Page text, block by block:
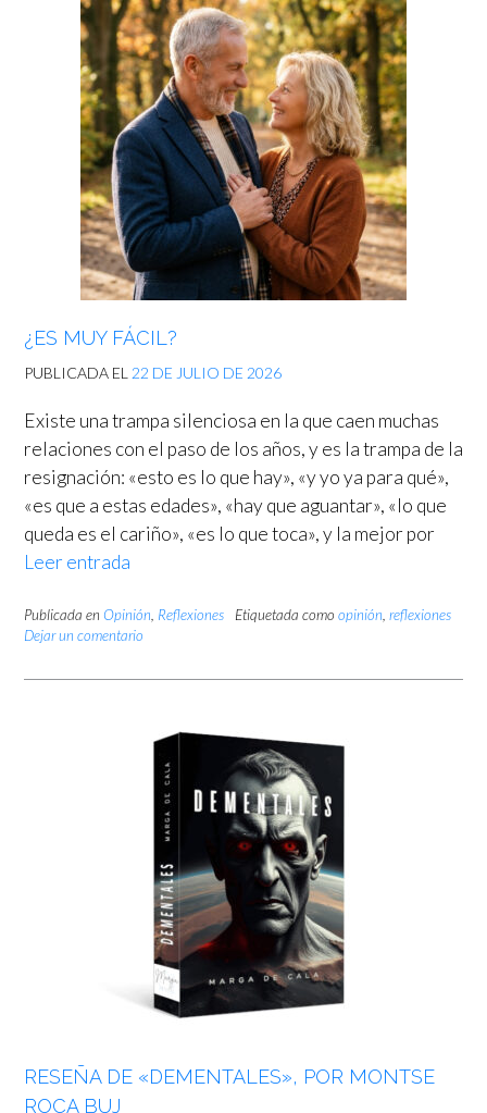
¿ES MUY FÁCIL?
PUBLICADA EL 22 DE JULIO DE 2026
Existe una trampa silenciosa en la que caen muchas
relaciones con el paso de los años, y es la trampa de la
resignación: «esto es lo que hay», «y yo ya para qué»,
«es que a estas edades», «hay que aguantar», «lo que
queda es el cariño», «es lo que toca», y la mejor por
Leer entrada
Publicada en Opinión, Reflexiones Etiquetada como opinión, reflexiones
Dejar un comentario
RESEÑA DE «DEMENTALES», POR MONTSE
ROCA BUJ